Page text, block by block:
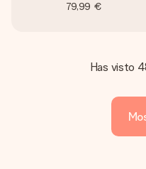
79,99 €
Has visto